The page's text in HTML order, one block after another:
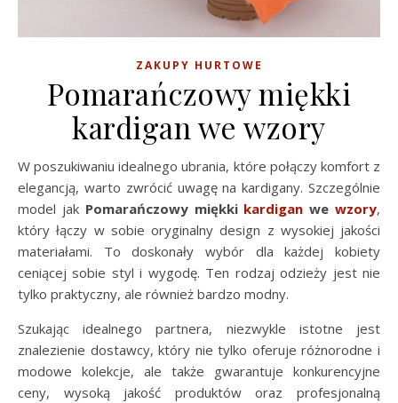
ZAKUPY HURTOWE
Pomarańczowy miękki
kardigan we wzory
W poszukiwaniu idealnego ubrania, które połączy komfort z
elegancją, warto zwrócić uwagę na kardigany. Szczególnie
model jak Pomarańczowy miękki kardigan wewzory,
który łączy w sobie oryginalny design z wysokiej jakości
materiałami. To doskonały wybór dla każdej kobiety
ceniącej sobie styl i wygodę. Ten rodzaj odzieży jest nie
tylko praktyczny, ale również bardzo modny.
Szukając idealnego partnera, niezwykle istotne jest
znalezienie dostawcy, który nie tylko oferuje różnorodne i
modowe kolekcje, ale także gwarantuje konkurencyjne
ceny, wysoką jakość produktów oraz profesjonalną